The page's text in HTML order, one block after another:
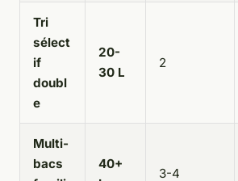
Tri
sélect
if
doubl
e
20-
30 L
2
Multi-
bacs
40+
3-4